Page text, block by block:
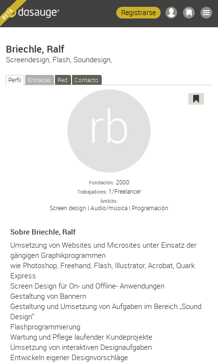
Registrarse
Briechle, Ralf
Screendesign, Flash, Soundesign,
Perfil Entradas Red Contacto
Fundación 2000
Trabajadores 1/Freelancer
Ámbito
Screen design Audio/música Programación
Sobre Briechle, Ralf
Umsetzung von Websites und Microsites unter Einsatz der
gängigen Graphikprogrammen
wie Photoshop, Freehand, Flash, Illustrator, Acrobat, Quark
Express
Screen Design für On- und Offline- Anwendungen
Gestaltung von Bannern
Gestaltung und Umsetzung von Aufgaben im Bereich „Sound
Design“
Flashprogrammierung
Wartung und Pflege laufender Kundeprojekte
Umsetzung von interaktiven Designaufgaben
Entwickeln eigener Designvorschläge